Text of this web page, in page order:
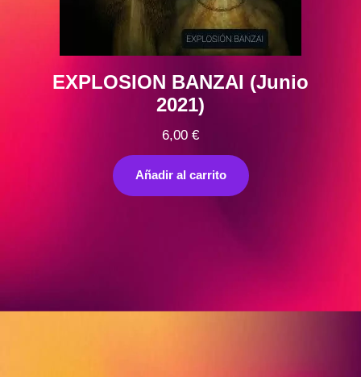
EXPLOSION BANZAI (Junio
2021)
6,00 €
Añadir al carrito